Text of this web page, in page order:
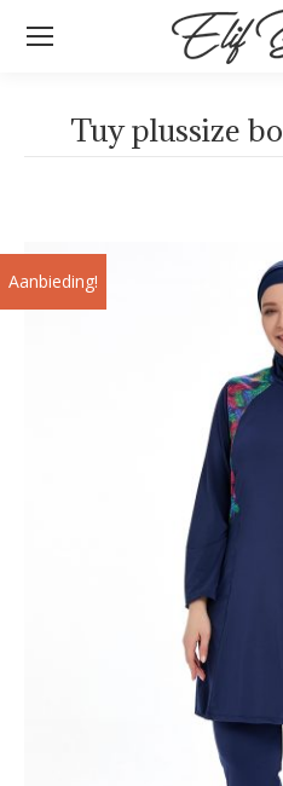
Tuy plussize
Aanbieding!